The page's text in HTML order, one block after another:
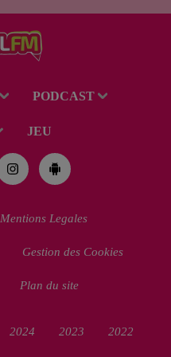
PODCAST
JEU
Mentions Legales
Gestion des Cookies
Plan du site
2024 2023 2022